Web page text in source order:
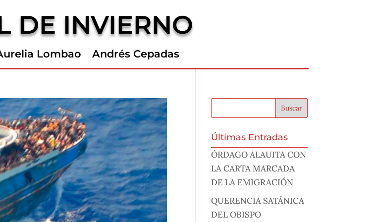
DE INVIERNO
Lombao Andrés Cepadas
Últimas Entradas
ÓRDAGO ALAUITA CON
LA CARTA MARCADA
DE LA EMIGRACIÓN
QUERENCIA SATÁNICA
DEL OBISPO